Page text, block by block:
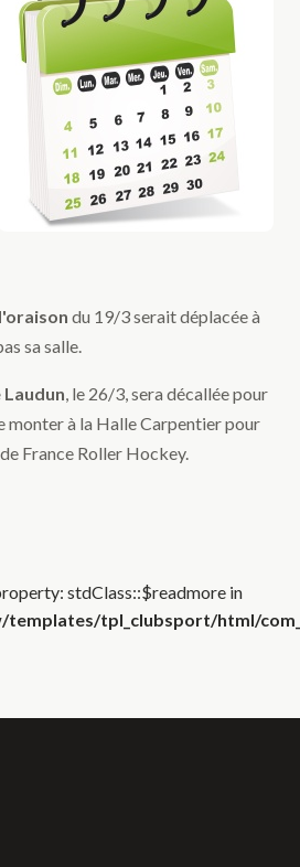
du 19/3 serait déplacée à
sa salle.
Laudun , le 26/3, sera décallée pour
monter à la Halle Carpentier pour
France Roller Hockey.
stdClass::$readmore in
templates/tpl_clubsport/html/